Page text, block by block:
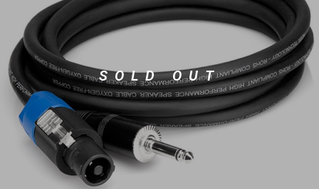
ドラム パーカッション
キーボード 電子ピアノ
管楽器 その他楽器
アンプ
SOLD OUT